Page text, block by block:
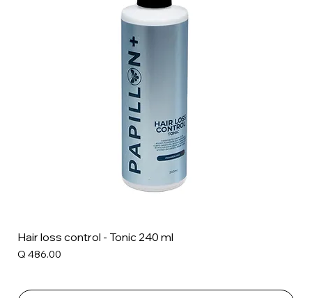
Hair loss control - Tonic 240 ml
Precio
Q 486.00